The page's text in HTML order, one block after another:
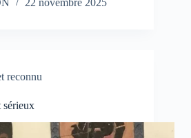
22 novembre 2025
reconnu
sérieux